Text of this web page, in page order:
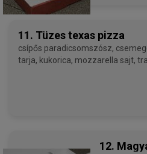
11. Tüzes texas pizza
csípős paradicsomszósz, csemege szalámi,
tarja,
12.